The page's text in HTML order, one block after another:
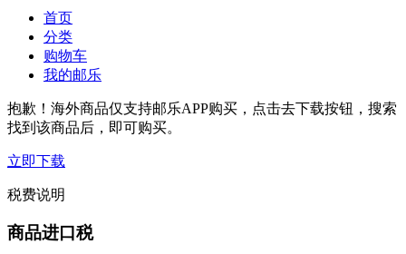
首页
分类
购物车
我的邮乐
抱歉！海外商品仅支持邮乐APP购买，点击去下载按钮，搜索
找到该商品后，即可购买。
立即下载
税费说明
商品进口税